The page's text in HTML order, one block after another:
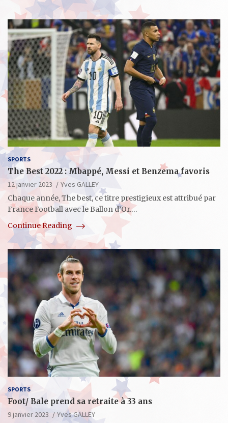
SPORTS
The Best 2022 : Mbappé, Messi et Benzema favoris
12 janvier 2023
Yves GALLEY
Chaque année, The best, ce titre prestigieux est attribué par
France Football avec le Ballon d’Or.…
Continue Reading
SPORTS
Foot/ Bale prend sa retraite à 33 ans
9 janvier 2023
Yves GALLEY